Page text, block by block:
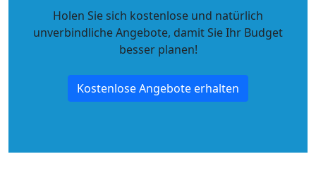
Holen Sie sich kostenlose und natürlich
unverbindliche Angebote, damit Sie Ihr Budget
besser planen!
Kostenlose Angebote erhalten